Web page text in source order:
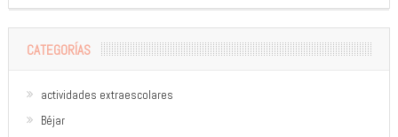
CATEGORÍAS
actividades extraescolares
Béjar